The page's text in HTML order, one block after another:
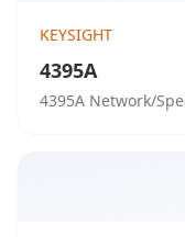
KEYSIGHT
4395A
4395A Network/